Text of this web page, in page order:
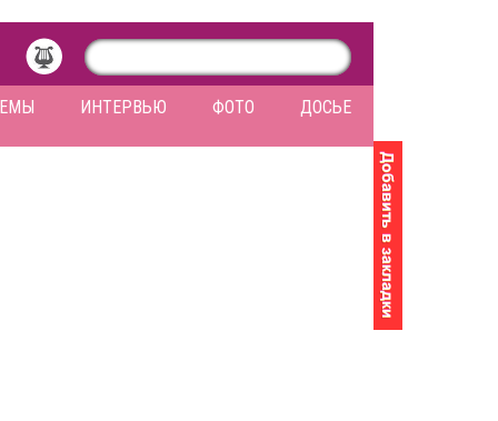
ИНТЕРВЬЮ ФОТО ДОСЬЕ